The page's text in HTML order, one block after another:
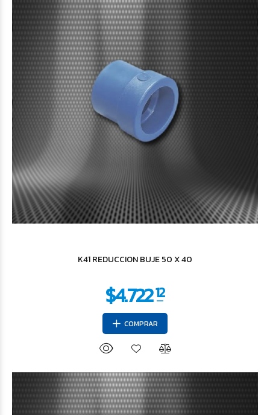
K41 REDUCCION BUJE 50 X 40
COMPRAR